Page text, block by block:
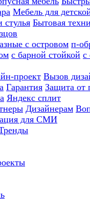
Мебель для
Бытовая
с островом п-
с барной стойкой с
проект Вызов
Гарантия Защита от
Яндекс сплит
Дизайнерам
для СМИ